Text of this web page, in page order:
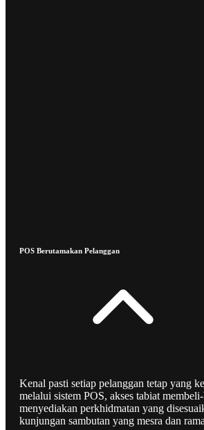
POS Berutamakan Pelanggan
Kenal pasti setiap pelanggan tetap yang
melalui sistem POS, akses tabiat
menyediakan perkhidmatan yang
kunjungan sambutan yang mesra dan